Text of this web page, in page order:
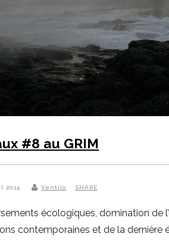
#8 au GRIM
2014 Ventilo SHARE
écologiques, domination de
contemporaines et de la dernière